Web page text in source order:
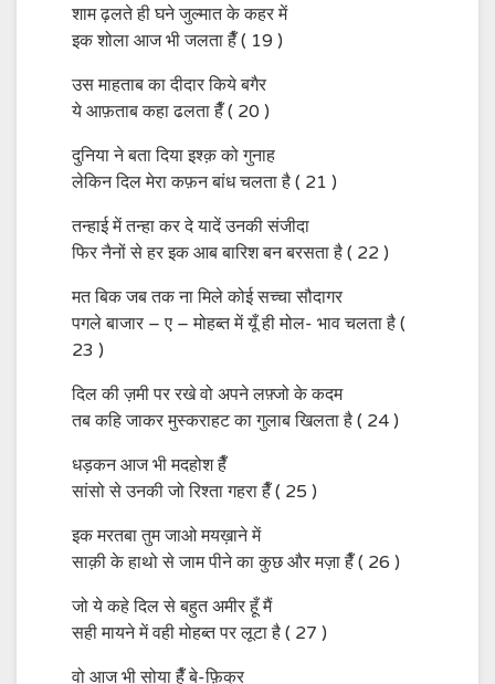
शाम ढ़लते ही घने जुल्मात के कहर में
इक शोला आज भी जलता हैँ ( 19 )
उस माहताब का दीदार किये बगैर
ये आफ़ताब कहा ढलता हैँ ( 20 )
दुनिया ने बता दिया इश्क़ को गुनाह
लेकिन दिल मेरा कफ़न बांध चलता है ( 21 )
तन्हाई में तन्हा कर दे यादें उनकी संजीदा
फिर नैनों से हर इक आब बारिश बन बरसता है ( 22 )
मत बिक जब तक ना मिले कोई सच्चा सौदागर
पगले बाजार – ए – मोहब्त में यूँ ही मोल- भाव चलता है (
23 )
दिल की ज़मी पर रखे वो अपने लफ़्जो के कदम
तब कहि जाकर मुस्कराहट का गुलाब खिलता है ( 24 )
धड़कन आज भी मदहोश हैँ
सांसो से उनकी जो रिश्ता गहरा हैँ ( 25 )
इक मरतबा तुम जाओ मयख़ाने में
साक़ी के हाथो से जाम पीने का कुछ और मज़ा हैँ ( 26 )
जो ये कहे दिल से बहुत अमीर हूँ मैं
सही मायने में वही मोहब्त पर लूटा है ( 27 )
वो आज भी सोया हैँ बे-फ़िक्र